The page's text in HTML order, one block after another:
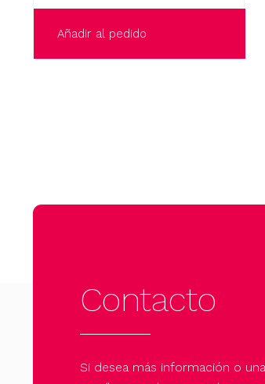
Añadir al pedido
Contacto
Si desea más información o